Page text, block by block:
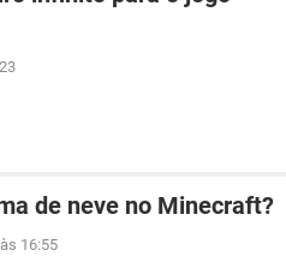
de neve no Minecraft?
16:55